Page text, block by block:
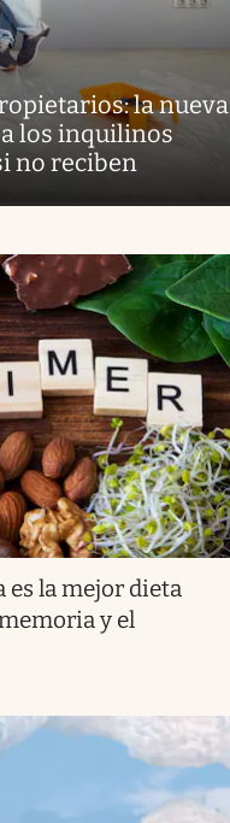
la nueva
los inquilinos
no reciben
es la mejor dieta
y el